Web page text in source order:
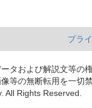
プラ
タおよび解説文等の
等の無断転用を一切禁
All Rights Reserved.